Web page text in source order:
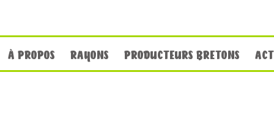
À PROPOS RAYONS PRODUCTEURS BRETONS